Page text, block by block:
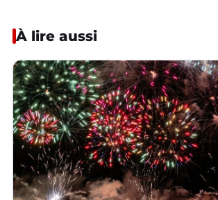
À lire aussi